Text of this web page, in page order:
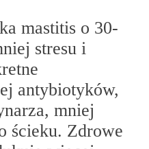
mastitis o 30-
stresu i
antybiotyków,
mniej
ścieku. Zdrowe